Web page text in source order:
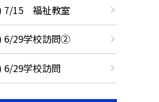
7/15 福祉教室
6/29学校訪問②
6/29学校訪問